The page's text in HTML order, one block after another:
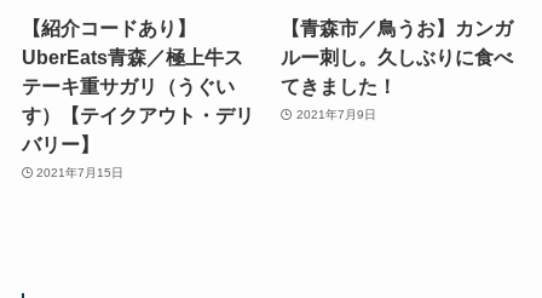
【紹介コードあり】
UberEats青森／極上牛ス
テーキ重サガリ（うぐい
す）【テイクアウト・デリ
バリー】
2021年7月15日
【青森市／鳥うお】カンガ
ルー刺し。久しぶりに食べ
てきました！
2021年7月9日